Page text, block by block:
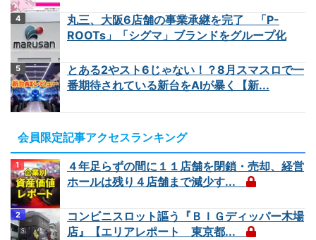
丸三、大阪6店舗の事業承継を完了 「P-
ROOTs」「シグマ」ブランドをグループ化
とある2やスト6じゃない！？8月スマスロで一
番期待されている新台をAIが暴く【新...
会員限定記事アクセスランキング
４年足らずの間に１１店舗を閉鎖・売却、経営
ホールは残り４店舗まで減少す...
コンビニスロット謳う『ＢＩＧディッパー木場
店』【エリアレポート 東京都...